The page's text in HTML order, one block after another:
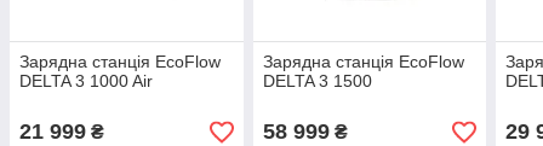
Зарядна станція EcoFlow
DELTA 3 1000 Air
21 999 ₴
Зарядна станція EcoFlow
DELTA 3 1500
58 999₴ 29